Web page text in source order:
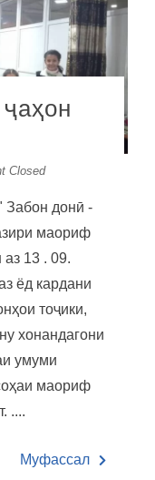
Closed
Забон донӣ -
маориф
13 . 09.
ёд кардани
тоҷики,
хонандагони
умуми
маориф
....
Муфассал